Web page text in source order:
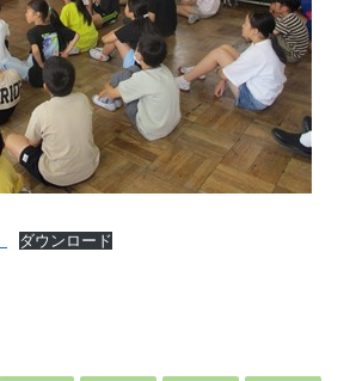
ダウンロード